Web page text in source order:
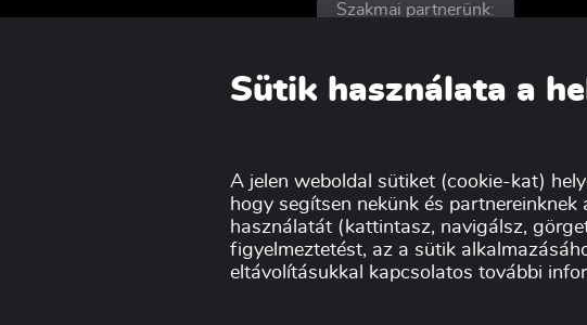
Sütik használata a
A jelen weboldal sütiket (cookie-kat)
hogy segítsen nekünk és
használatát (kattintasz, navigálsz,
figyelmeztetést, az a sütik
eltávolításukkal kapcsolatos további
Szakmai partnerünk: